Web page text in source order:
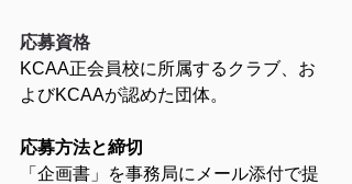
応募資格
KCAA正会員校に所属するクラブ、お
よびKCAAが認めた団体。
応募方法と締切
「企画書」を事務局にメール添付で提